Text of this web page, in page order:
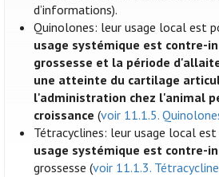
d’informations).
Quinolones: leur usage local est
usage systémique est contre-
grossesse et la période
une atteinte du cartilage
l'administration chez l'animal
croissance (voir 11.1.5.
Tétracyclines: leur usage local est
usage systémique est contre-
grossesse (voir 11.1.3.